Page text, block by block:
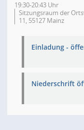
19:30-20:43 Uhr
Sitzungsraum der
11, 55127 Mainz
Einladung -
Niederschrift